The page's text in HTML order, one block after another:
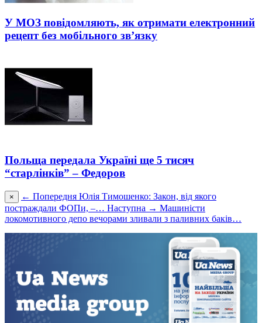
У МОЗ повідомляють, як отримати електронний
рецепт без мобільного зв’язку
Польща передала Україні ще 5 тисяч
“старлінків” – Федоров
× ← Попередня Юлія Тимошенко: Закон, від якого
постраждали ФОПи, –… Наступна → Машиністи
локомотивного депо вечорами зливали з паливних баків…